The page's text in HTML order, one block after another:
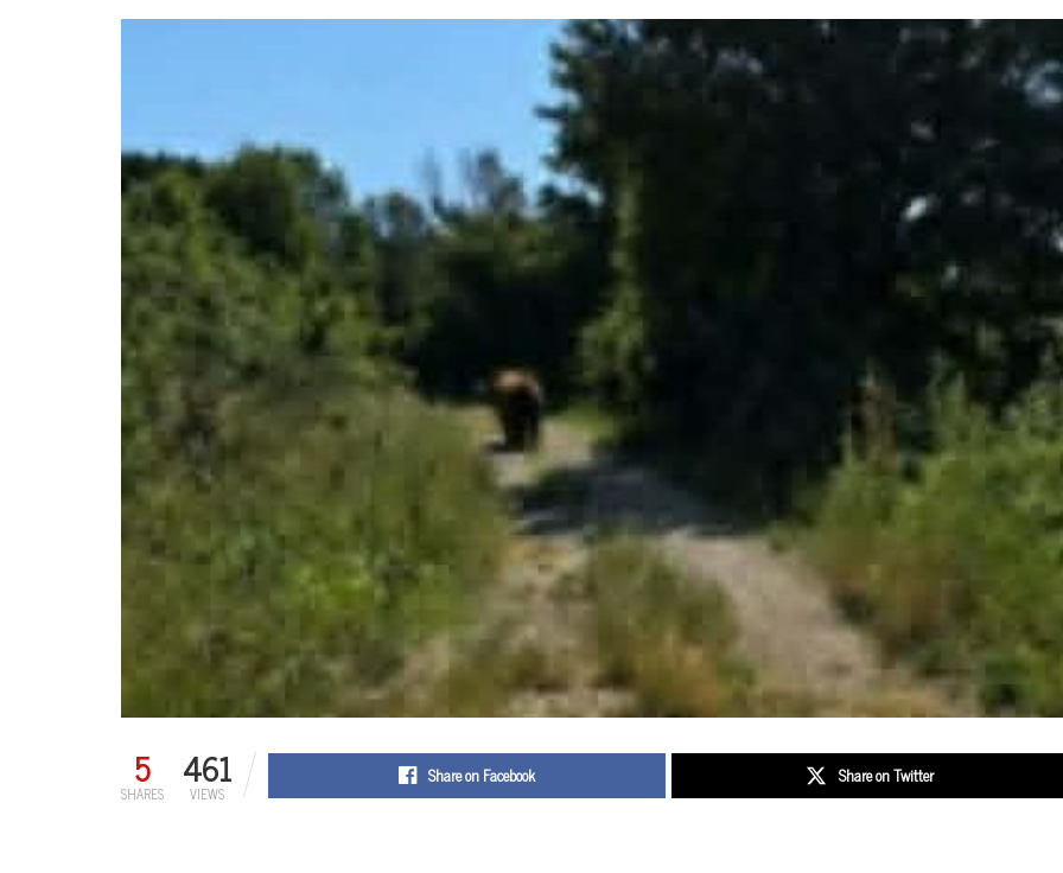
5
SHARES 461
VIEWS
Share on Facebook Share on Twitter